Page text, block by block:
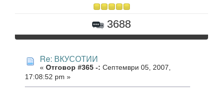
3688
Re: ВКУСОТИИ
« Отговор #365 -: Септември 05, 2007,
17:08:52 pm »